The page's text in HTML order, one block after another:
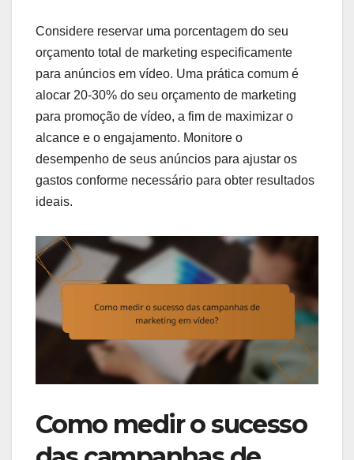
Considere reservar uma porcentagem do seu
orçamento total de marketing especificamente
para anúncios em vídeo. Uma prática comum é
alocar 20-30% do seu orçamento de marketing
para promoção de vídeo, a fim de maximizar o
alcance e o engajamento. Monitore o
desempenho de seus anúncios para ajustar os
gastos conforme necessário para obter resultados
ideais.
Como medir o sucesso